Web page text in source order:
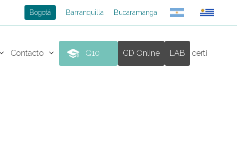
Bogotá Barranquilla Bucaramanga
Contacto Q10 GD Online LAB certi